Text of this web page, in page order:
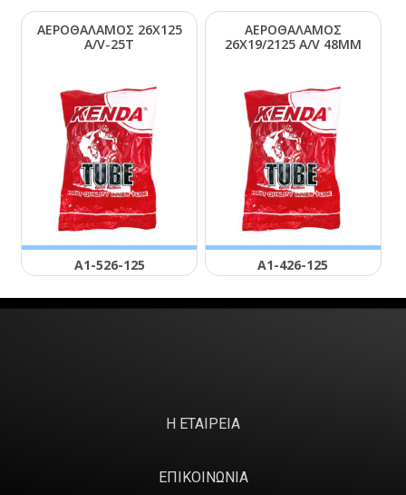
ΑΕΡΟΘΑΛΑΜΟΣ 26Χ125
Α/V-25Τ
Α1-526-125
ΑΕΡΟΘΑΛΑΜΟΣ
26Χ19/2125 Α/V 48ΜΜ
Α1-426-125
Η ΕΤΑΙΡΕΙΑ
ΕΠΙΚΟΙΝΩΝΙΑ